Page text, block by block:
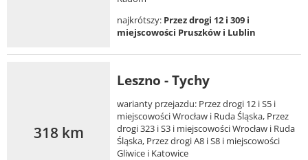
najkrótszy: Przez drogi 12 i 309 i
miejscowości Pruszków i Lublin
318 km
Leszno - Tychy
warianty przejazdu: Przez drogi 12 i S5 i
miejscowości Wrocław i Ruda Śląska, Przez
drogi 323 i S3 i miejscowości Wrocław i Ruda
Śląska, Przez drogi A8 i S8 i miejscowości
Gliwice i Katowice